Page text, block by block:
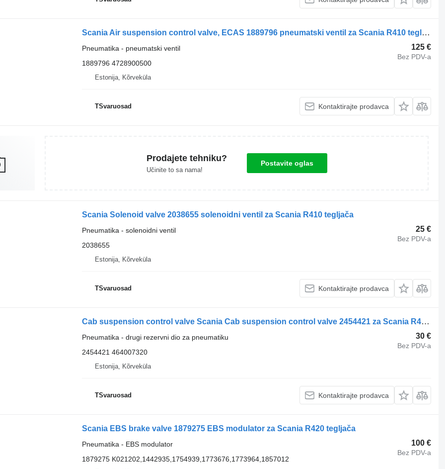
Scania Air suspension control valve, ECAS 1889796 pneumatski ventil za Scania R410 tegljača
125 €
Bez PDV-a
Pneumatika - pneumatski ventil
1889796 4728900500
Estonija, Kõrveküla
TSvaruosad Kontaktirajte prodavca
Prodajete tehniku?
Učinite to sa nama!
Postavite oglas
Scania Solenoid valve 2038655 solenoidni ventil za Scania R410 tegljača
25 €
Bez PDV-a
Pneumatika - solenoidni ventil
2038655
Estonija, Kõrveküla
TSvaruosad Kontaktirajte prodavca
Cab suspension control valve Scania Cab suspension control valve 2454421 za Scania R410 tegljača
30 €
Bez PDV-a
Pneumatika - drugi rezervni dio za pneumatiku
2454421 464007320
Estonija, Kõrveküla
TSvaruosad Kontaktirajte prodavca
Scania EBS brake valve 1879275 EBS modulator za Scania R420 tegljača
100 €
Bez PDV-a
Pneumatika - EBS modulator
1879275 K021202,1442935,1754939,1773676,1773964,1857012